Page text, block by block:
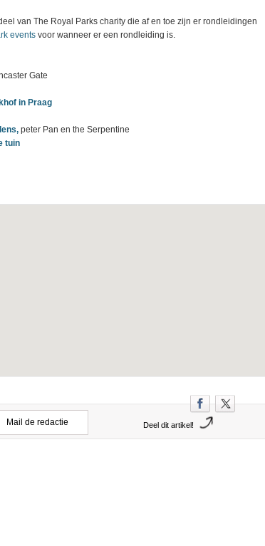
van The Royal Parks charity die af en toe zijn er rondleidingen
events voor wanneer er een rondleiding is.
Gate
in Praag
peter Pan en the Serpentine
tuin
Mail de redactie Deel dit artikel!